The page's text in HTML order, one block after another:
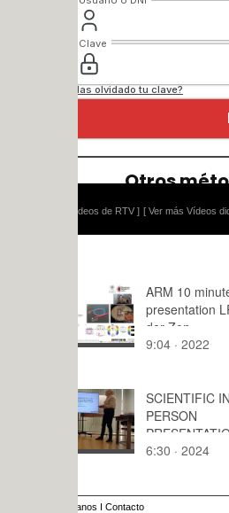
[ Ver más Vídeos didácticos ]
ARM 10 minute
presentation LR van
der Zon
9:04 · 2022
SCIENTIFIC IN-
PERSON
PRESENTATION
Tahmida Islam
6:30 · 2024